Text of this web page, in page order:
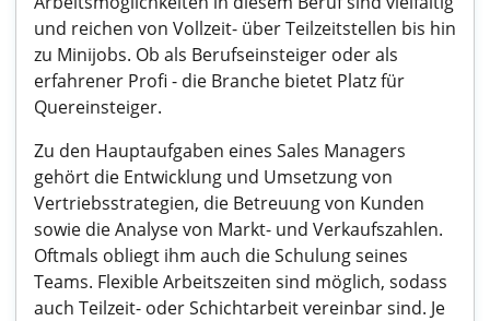
und reichen von Vollzeit- über Teilzeitstellen bis hin
zu Minijobs. Ob als Berufseinsteiger oder als
erfahrener Profi - die Branche bietet Platz für
Quereinsteiger.
Zu den Hauptaufgaben eines Sales Managers
gehört die Entwicklung und Umsetzung von
Vertriebsstrategien, die Betreuung von Kunden
sowie die Analyse von Markt- und Verkaufszahlen.
Oftmals obliegt ihm auch die Schulung seines
Teams. Flexible Arbeitszeiten sind möglich, sodass
auch Teilzeit- oder Schichtarbeit vereinbar sind. Je